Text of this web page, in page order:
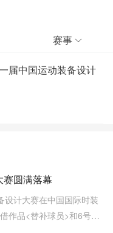
赛事 
届中国运动装备设计
赛圆满落幕
设计大赛在中国国际时装
作品<替补球员>和6号选